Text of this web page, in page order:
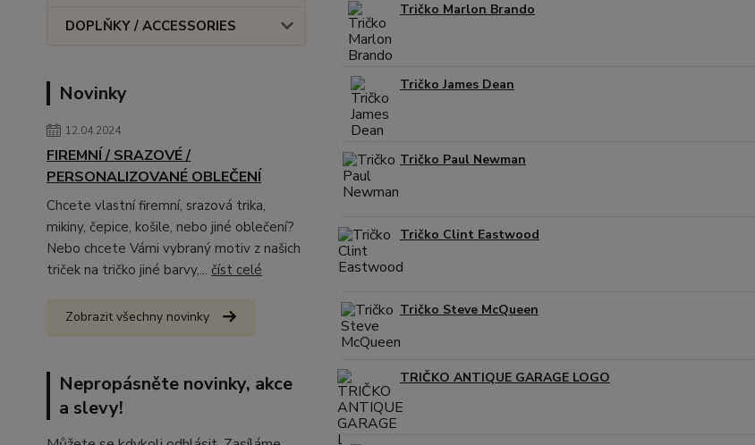
DOPLŇKY / ACCESSORIES
Novinky
12.04.2024
FIREMNÍ / SRAZOVÉ /
PERSONALIZOVANÉ OBLEČENÍ
Chcete vlastní firemní, srazová trika,
mikiny, čepice, košile, nebo jiné oblečení?
Nebo chcete Vámi vybraný motiv z našich
triček na tričko jiné barvy,... číst celé
Zobrazit všechny novinky
Nepropásněte novinky, akce
a slevy!
Tričko Marlon Brando
Tričko James Dean
Tričko Paul Newman
Tričko Clint Eastwood
Tričko Steve McQueen
TRIČKO ANTIQUE GARAGE LOGO